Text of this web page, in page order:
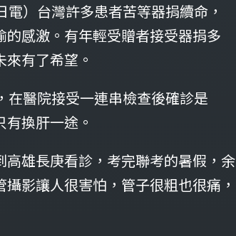
）台灣許多患者苦等器捐續命，
感激。有年輕受贈者接受器捐多
有了希望。
在醫院接受一連串檢查後確診是
換肝一途。
雄長庚看診，考完聯考的暑假，余
影讓人很害怕，管子很粗也很痛，